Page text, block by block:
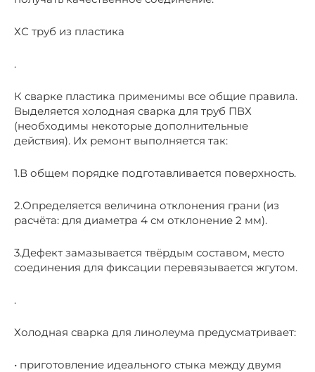
ХС труб из пластика
.
К сварке пластика применимы все общие правила.
Выделяется холодная сварка для труб ПВХ
(необходимы некоторые дополнительные
действия). Их ремонт выполняется так:
1.В общем порядке подготавливается поверхность.
2.Определяется величина отклонения грани (из
расчёта: для диаметра 4 см отклонение 2 мм).
3.Дефект замазывается твёрдым составом, место
соединения для фиксации перевязывается жгутом.
.
Холодная сварка для линолеума предусматривает:
• приготовление идеального стыка между двумя